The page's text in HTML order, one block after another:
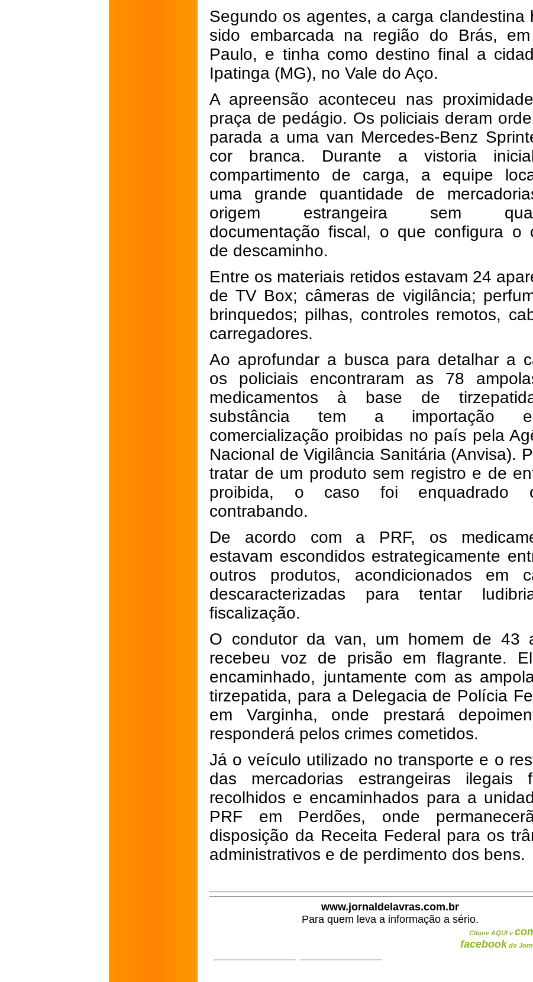
Segundo os agentes, a carga clandestina
sido embarcada na região do Brás,
Paulo, e tinha como destino final a
Ipatinga (MG), no Vale do Aço.
A apreensão aconteceu nas
praça de pedágio. Os policiais deram
parada a uma van Mercedes-Benz
cor branca. Durante a vistoria
compartimento de carga, a equipe
uma grande quantidade de
origem estrangeira sem
documentação fiscal, o que configura o
de descaminho.
Entre os materiais retidos estavam 24
de TV Box; câmeras de vigilância;
brinquedos; pilhas, controles remotos,
carregadores.
Ao aprofundar a busca para detalhar a
os policiais encontraram as 78
medicamentos à base de
substância tem a importação
comercialização proibidas no país pela
Nacional de Vigilância Sanitária (Anvisa).
tratar de um produto sem registro e de
proibida, o caso foi enquadrado
contrabando.
De acordo com a PRF, os
estavam escondidos estrategicamente
outros produtos, acondicionados em
descaracterizadas para tentar
fiscalização.
O condutor da van, um homem de 43
recebeu voz de prisão em flagrante.
encaminhado, juntamente com as
tirzepatida, para a Delegacia de Polícia
em Varginha, onde prestará
responderá pelos crimes cometidos.
Já o veículo utilizado no transporte e o
das mercadorias estrangeiras ilegais
recolhidos e encaminhados para a
PRF em Perdões, onde
disposição da Receita Federal para os
administrativos e de perdimento dos bens.
www.jornaldelavras.com.br
Para quem leva a informação a sério.
Clique AQUI e
facebook do